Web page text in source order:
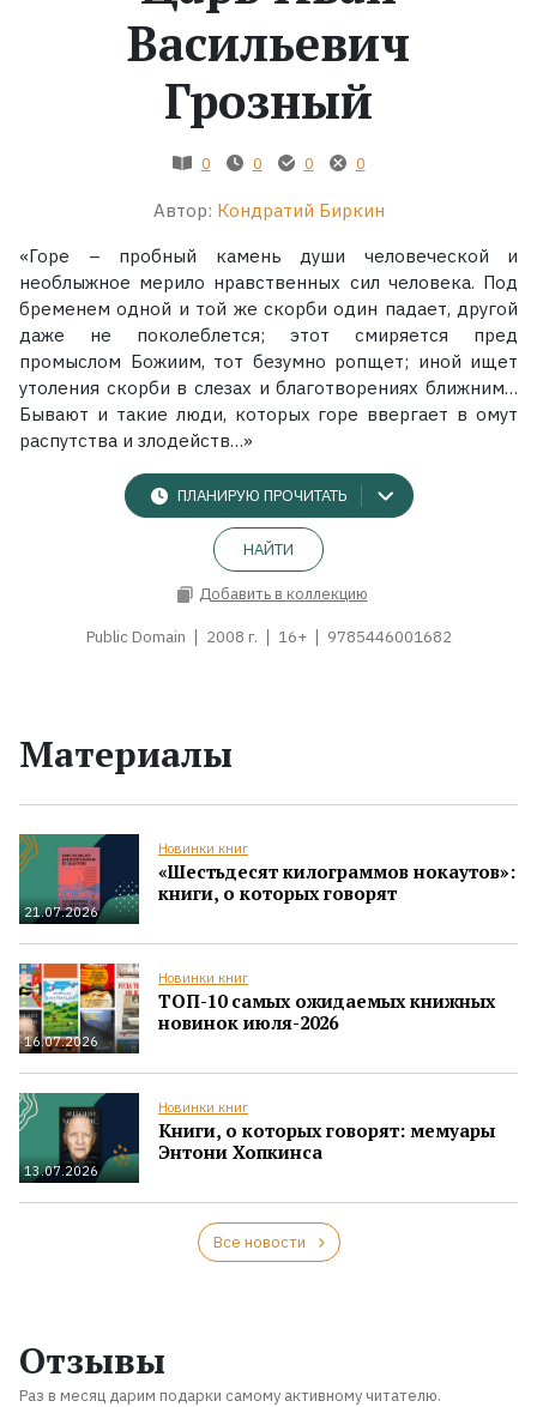
КоллекцииВасильевич
Грозный
0 0 0 0
Автор: Кондратий Биркин
«Горе – пробный камень души человеческой и
необлыжное мерило нравственных сил человека. Под
бременем одной и той же скорби один падает, другой
даже не поколеблется; этот смиряется пред
промыслом Божиим, тот безумно ропщет; иной ищет
утоления скорби в слезах и благотворениях ближним…
Бывают и такие люди, которых горе ввергает в омут
распутства и злодейств…»
ПЛАНИРУЮ ПРОЧИТАТЬ
НАЙТИ
Добавить в коллекцию
Public Domain 2008 г. 16+ 9785446001682
Материалы
21.07.2026
Новинки книг
«Шестьдесят килограммов нокаутов»:
книги, о которых говорят
16.07.2026
Новинки книг
ТОП-10 самых ожидаемых книжных
новинок июля-2026
13.07.2026
Новинки книг
Книги, о которых говорят: мемуары
Энтони Хопкинса
Все новости
Отзывы
Раз в месяц дарим подарки самому активному читателю.